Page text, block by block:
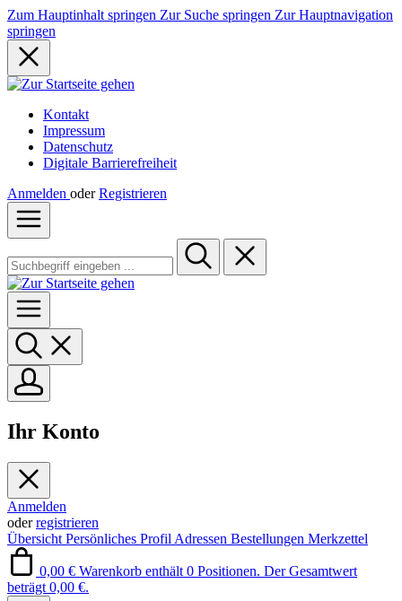
Zum Hauptinhalt springen Zur Suche springen Zur Hauptnavigation
springen
Kontakt
Impressum
Datenschutz
Digitale Barrierefreiheit
Anmelden oder Registrieren
Ihr Konto
Anmelden
oderregistrieren
Übersicht Persönliches Profil Adressen Bestellungen Merkzettel
0,00 € Warenkorb enthält 0 Positionen. Der Gesamtwert
beträgt 0,00 €.